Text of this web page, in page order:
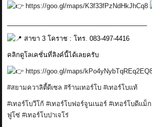
https://goo.gl/maps/K3f33fPzNdHkJhCq8
สาขา 3 โคราช : โทร. 083-497-4416
คลิกดูโลเคชั่นที่ลิงค์นี้ได้เลยครับ
https://goo.gl/maps/
#สยามควาลิตี้ดีเซล #ร้านเทอร์โบ #เทอร์โบแท้
#เทอร์โบวีโก้ #เทอร์โบฟอร์จูนเนอร์ #เทอร์โบดีแม็ก
ฟูโซ่ #เทอร์โบปาเจโร่